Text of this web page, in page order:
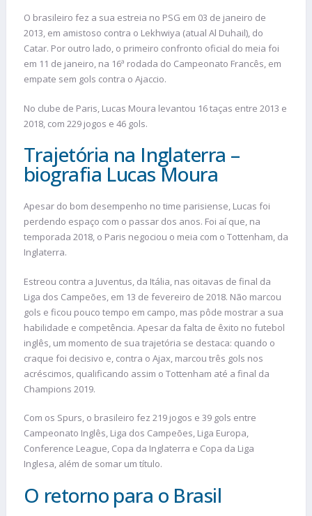
O brasileiro fez a sua estreia no PSG em 03 de janeiro de
2013, em amistoso contra o Lekhwiya (atual Al Duhail), do
Catar. Por outro lado, o primeiro confronto oficial do meia foi
em 11 de janeiro, na 16ª rodada do Campeonato Francês, em
empate sem gols contra o Ajaccio.
No clube de Paris, Lucas Moura levantou 16 taças entre 2013 e
2018, com 229 jogos e 46 gols.
Trajetória na Inglaterra –
biografia Lucas Moura
Apesar do bom desempenho no time parisiense, Lucas foi
perdendo espaço com o passar dos anos. Foi aí que, na
temporada 2018, o Paris negociou o meia com o Tottenham, da
Inglaterra.
Estreou contra a Juventus, da Itália, nas oitavas de final da
Liga dos Campeões, em 13 de fevereiro de 2018. Não marcou
gols e ficou pouco tempo em campo, mas pôde mostrar a sua
habilidade e competência. Apesar da falta de êxito no futebol
inglês, um momento de sua trajetória se destaca: quando o
craque foi decisivo e, contra o Ajax, marcou três gols nos
acréscimos, qualificando assim o Tottenham até a final da
Champions 2019.
Com os Spurs, o brasileiro fez 219 jogos e 39 gols entre
Campeonato Inglês, Liga dos Campeões, Liga Europa,
Conference League, Copa da Inglaterra e Copa da Liga
Inglesa, além de somar um título.
O retorno para o Brasil